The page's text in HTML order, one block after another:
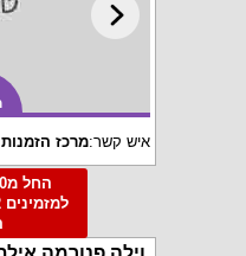
איש קשר:מרכז הזמנות